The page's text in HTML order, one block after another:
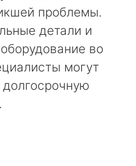
проблемы.
детали и
во
могут